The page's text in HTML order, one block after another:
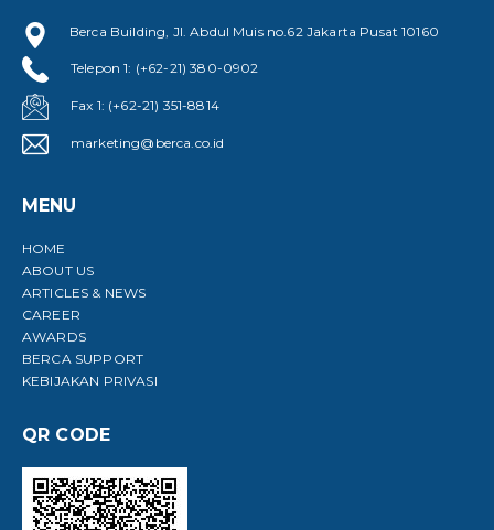
Berca Building, Jl. Abdul Muis no.62 Jakarta Pusat 10160
Telepon 1: (+62-21) 380-0902
Fax 1: (+62-21) 351-8814
marketing@berca.co.id
MENU
HOME
ABOUT US
ARTICLES & NEWS
CAREER
AWARDS
BERCA SUPPORT
KEBIJAKAN PRIVASI
QR CODE